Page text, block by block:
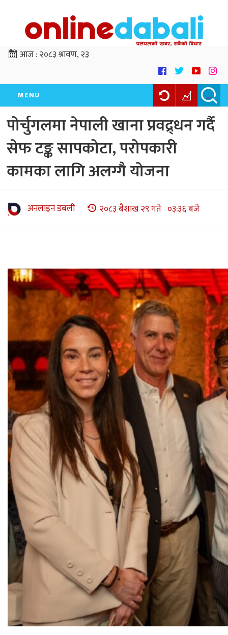
आज :२०८३ श्रावण, २३
MENU
पोर्चुगलमा नेपाली खाना प्रवद्र्धन गर्दै
सेफ टङ्क सापकोटा, परोपकारी
कामका लागि अलग्गै योजना
अनलाइन डबली २०८३ बैशाख २९ गते ०३:३६ बजे